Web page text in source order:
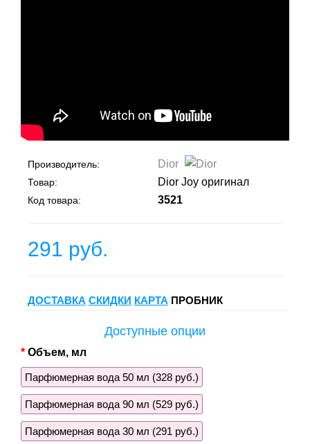
Производитель: Dior
Товар: Dior Joy оригинал
Код товара: 3521
291 руб.
ДОСТАВКА СКИДКИ КАРТА ПРОБНИК
Доступные опции
Объем, мл
Парфюмерная вода 50 мл (328 руб.)
Парфюмерная вода 90 мл (529 руб.)
Парфюмерная вода 30 мл (291 руб.)